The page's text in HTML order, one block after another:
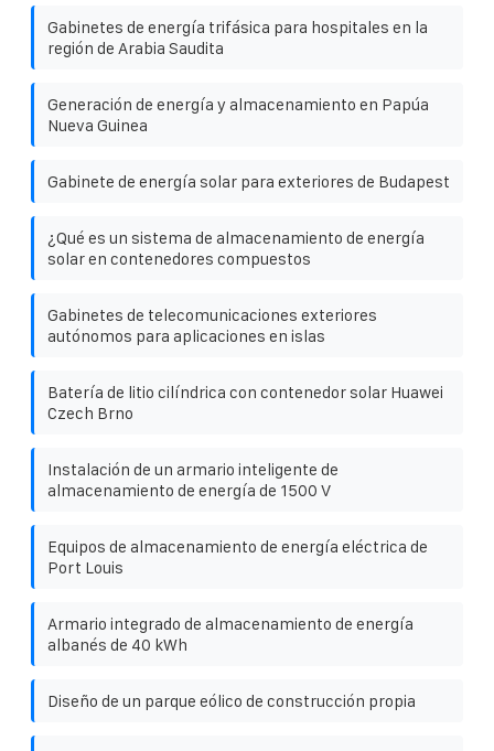
Gabinetes de energía trifásica para hospitales en la
región de Arabia Saudita
Generación de energía y almacenamiento en Papúa
Nueva Guinea
Gabinete de energía solar para exteriores de Budapest
¿Qué es un sistema de almacenamiento de energía
solar en contenedores compuestos
Gabinetes de telecomunicaciones exteriores
autónomos para aplicaciones en islas
Batería de litio cilíndrica con contenedor solar Huawei
Czech Brno
Instalación de un armario inteligente de
almacenamiento de energía de 1500 V
Equipos de almacenamiento de energía eléctrica de
Port Louis
Armario integrado de almacenamiento de energía
albanés de 40 kWh
Diseño de un parque eólico de construcción propia